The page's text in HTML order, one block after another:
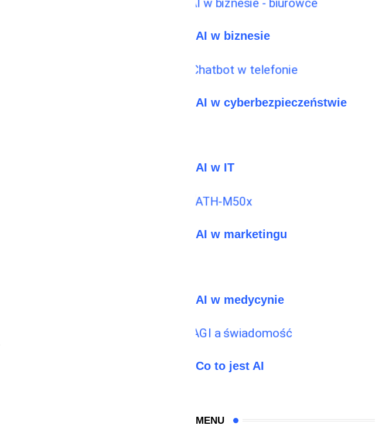
AI w biznesie
AI w cyberbezpieczeństwie
AI w IT
AI w marketingu
AI w medycynie
Co to jest AI
MENU